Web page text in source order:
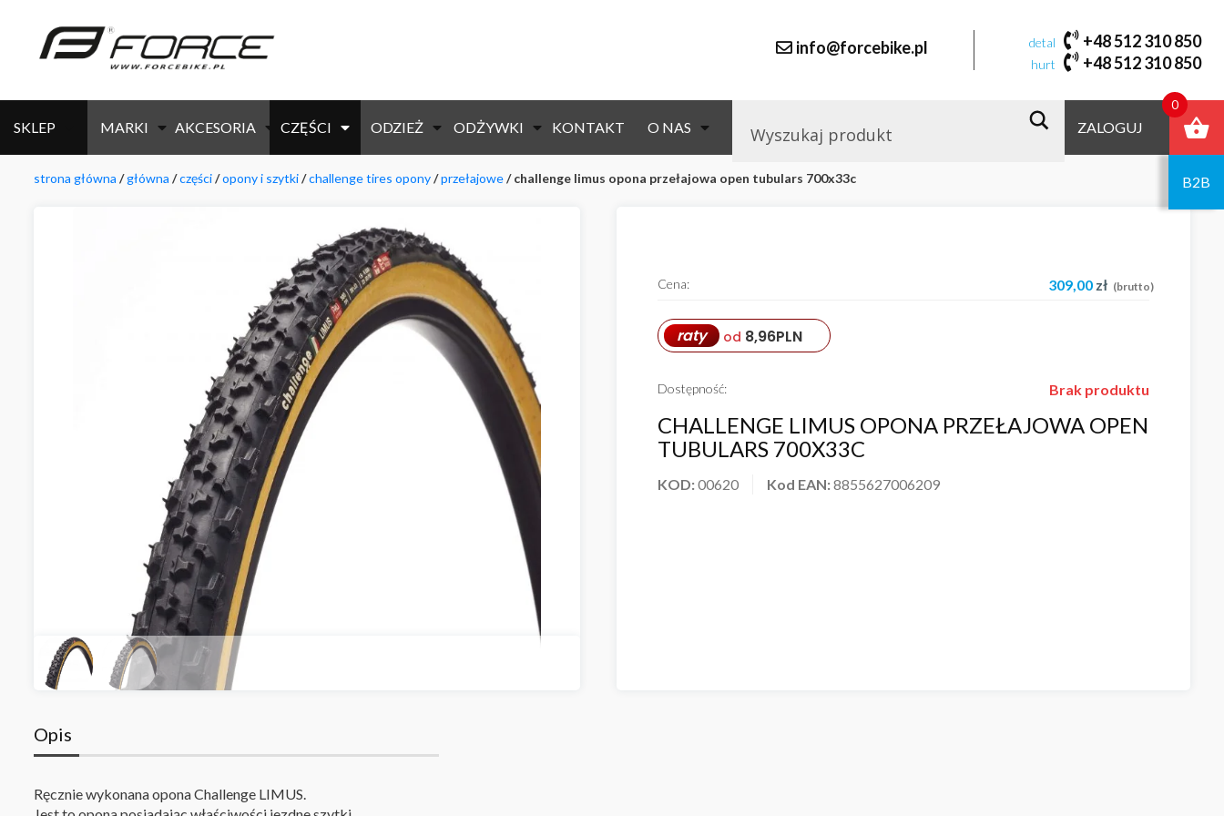
info@forcebike.pl detal +48 512 310 850
hurt +48 512 310 850
SKLEP MARKI AKCESORIA CZĘŚCI ODZIEŻ ODŻYWKI KONTAKT O NAS ZALOGUJ
B2B
strona główna /główna /części/opony i szytki/challenge tires opony/przełajowe/ challenge limus opona przełajowa open tubulars 700x33c
CHALLENGE LIMUS OPONA PRZEŁAJOWA OPEN
TUBULARS 700X33C
KOD:00620 Kod EAN:8855627006209
Cena: 309,00 zł (brutto)
raty od 8,96PLN
Dostępność: Brak produktu
Opis
Ręcznie wykonana opona Challenge LIMUS.
0